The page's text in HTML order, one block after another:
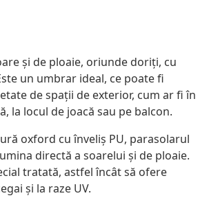
și de ploaie, oriunde doriți, cu
un umbrar ideal, ce poate fi
de spații de exterior, cum ar fi în
la locul de joacă sau pe balcon.
oxford cu înveliș PU, parasolarul
directă a soarelui și de ploaie.
tratată, astfel încât să ofere
și la raze UV.